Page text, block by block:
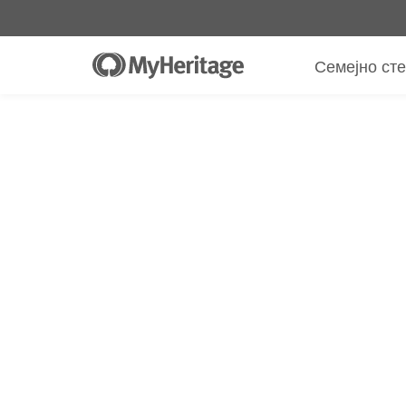
Семејно
MyHeritage ДНК комплет + 30-
Само$19.90*$89+ БЕСПЛАТНА